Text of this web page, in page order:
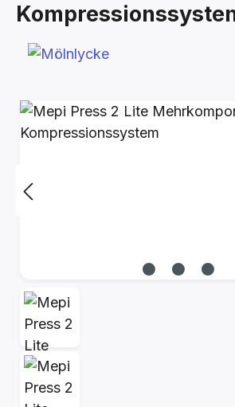
Bildergalerie überspringen